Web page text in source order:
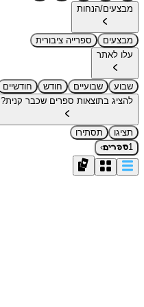
מבצעים/הנחות
מבצעים
ספרייה ציבורית
עלו לאתר
שבוע שבועיים חודש
חודשיים
להציג בתוצאות ספרים שכבר קנית?
תציגו
תסתירו
1ספרים›